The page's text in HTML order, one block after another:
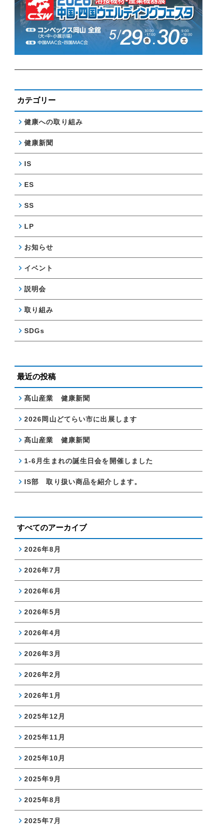
カテゴリー
健康への取り組み
健康新聞
IS
ES
SS
LP
お知らせ
イベント
説明会
取り組み
SDGs
最近の投稿
髙山産業 健康新聞
2026岡山どてらい市に出展します
髙山産業 健康新聞
1-6月生まれの誕生日会を開催しました
IS部 取り扱い商品を紹介します。
すべてのアーカイブ
2026年8月
2026年7月
2026年6月
2026年5月
2026年4月
2026年3月
2026年2月
2026年1月
2025年12月
2025年11月
2025年10月
2025年9月
2025年8月
2025年7月